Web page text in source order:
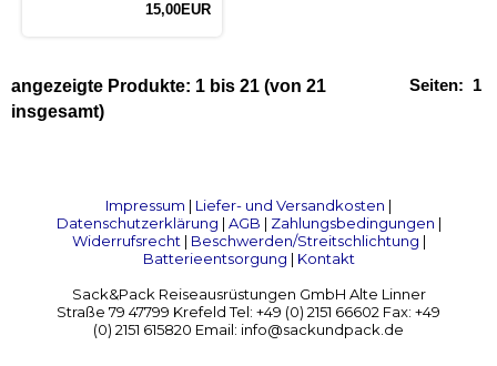
15,00EUR
Seiten: 1
angezeigte Produkte: 1 bis 21 (von 21
insgesamt)
Impressum | Liefer- und Versandkosten |
Datenschutzerklärung | AGB | Zahlungsbedingungen |
Widerrufsrecht| Beschwerden/Streitschlichtung |
Batterieentsorgung | Kontakt
Sack&Pack Reiseausrüstungen GmbH Alte Linner
Straße 79 47799 Krefeld Tel: +49 (0) 2151 66602 Fax: +49
(0) 2151 615820 Email: info@sackundpack.de